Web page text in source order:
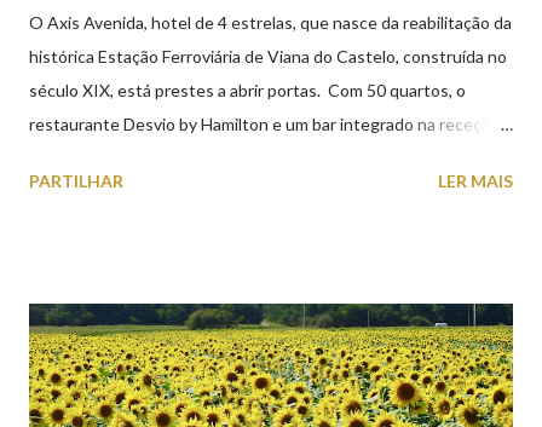
O Axis Avenida, hotel de 4 estrelas, que nasce da reabilitação da
histórica Estação Ferroviária de Viana do Castelo, construída no
século XIX, está prestes a abrir portas. Com 50 quartos, o
restaurante Desvio by Hamilton e um bar integrado na receção,
peças históricas cedidas pela IP Património que homenageiam a
PARTILHAR LER MAIS